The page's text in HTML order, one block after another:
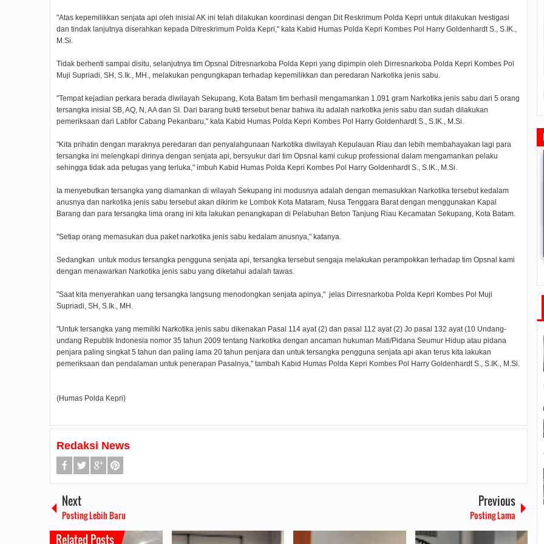
"Atas kepemilikkan senjata api oleh inisial AK ini telah dilakukan koordinasi dengan Dit Reskrimum Polda Kepri untuk dilakukan Ivestigasi
dan tindak lanjutnya diserahkan kepada Ditreskrimum Polda Kepri," kata Kabid Humas Polda Kepri Kombes Pol Harry Goldenhardt S., S.IK.,
M.Si.
Tidak berhenti sampai disitu, selanjutnya tim Opsnal Ditresnarkoba Polda Kepri yang dipimpin oleh Dirresnarkoba Polda Kepri Kombes Pol
Muji Supriadi, SH, S.Ik., MH., melakukan pengungkapan terhadap kepemilikkan dan peredaran Narkotika jenis sabu.
"Tempat kejadian perkara berada diwilayah Sekupang, Kota Batam tim berhasil mengamankan 1.091 gram Narkotika jenis sabu dari 5 orang
tersangka inisial SB, AQ, N, AA dan SI. Dari barang bukti tersebut benar bahwa itu adalah narkotika jenis sabu dan sudah dilakukan
pemeriksaan dari Labfor Cabang Pekanbaru," kata Kabid Humas Polda Kepri Kombes Pol Harry Goldenhardt S., S.IK., M.Si.
"Kita prihatin dengan maraknya peredaran dan penyalahgunaan Narkotika diwilayah Kepulauan Riau dan lebih membahayakan lagi para
tersangka ini melengkapi dirinya dengan senjata api, bersyukur dari tim Opsnal kami cukup professional dalam mengamankan pelaku
sehingga tidak ada petugas yang terluka," imbuh Kabid Humas Polda Kepri Kombes Pol Harry Goldenhardt S., S.IK., M.Si.
Ia menyebutkan tersangka yang diamankan di wilayah Sekupang ini modusnya adalah dengan memasukkan Narkotika tersebut kedalam
anusnya dan narkotika jenis sabu tersebut akan dikirim ke Lombok Kota Mataram, Nusa Tenggara Barat dengan menggunakan Kapal
Barang dan para tersangka lima orang ini kita lakukan penangkapan di Pelabuhan Beton Tanjung Riau Kecamatan Sekupang, Kota Batam.
"Setiap orang memasukan dua paket narkotika jenis sabu kedalam anusnya," katanya.
Sedangkan untuk modus tersangka pengguna senjata api, tersangka tersebut sengaja melakukan perampokkan terhadap tim Opsnal kami
dengan menawarkan Narkotika jenis sabu yang diketahui adalah tawas.
"Saat kita menyerahkan uang tersangka langsung menodongkan senjata apinya," jelas Dirresnarkoba Polda Kepri Kombes Pol Muji
Supriadi, SH, S.Ik., MH.
"Untuk tersangka yang memiliki Narkotika jenis sabu dikenakan Pasal 114 ayat (2) dan pasal 112 ayat (2) Jo pasal 132 ayat (10 Undang-
undang Republik Indonesia nomor 35 tahun 2009 tentang Narkotika dengan ancaman hukuman Mati/Pidana Seumur Hidup atau pidana
penjara paling singkat 5 tahun dan paling lama 20 tahun penjara dan untuk tersangka pengguna senjata api akan terus kita lakukan
pemeriksaan dan pendalaman untuk penerapan Pasalnya," tambah Kabid Humas Polda Kepri Kombes Pol Harry Goldenhardt S., S.IK., M.Si.
(Humas Polda Kepri)
Redaksi News
Next
Posting Lebih Baru
Previous
Posting Lama
Related Posts
Rudi Sampaikan Rencana
2019/07/160 Comments 2019/06/190 Comments
Dengan Masyarakat